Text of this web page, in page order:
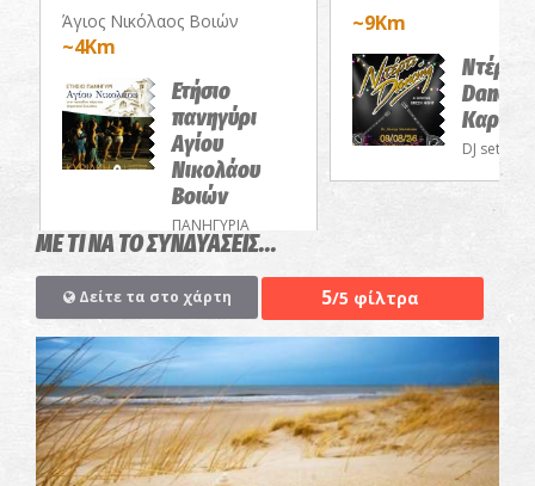
Άγιος Νικόλαος Βοιών
~4Km
Ετήσιο
πανηγύρι
Αγίου
Νικολάου
Βοιών
ΠΑΝΗΓΥΡΙΑ
~9Km
Ντέρτι
DJ set
ΜΕ ΤΙ ΝΑ ΤΟ ΣΥΝΔΥΑΣΕΙΣ...
Δείτε τα στο χάρτη 5/5 φίλτρα